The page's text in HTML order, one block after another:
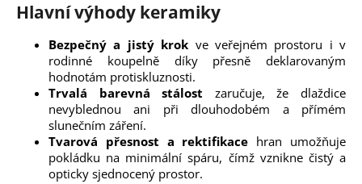
Hlavní výhody keramiky
Bezpečný a jistý krok ve veřejném prostoru i v
rodinné koupelně díky přesně deklarovaným
hodnotám protiskluznosti.
Trvalá barevná stálost zaručuje, že dlaždice
nevyblednou ani při dlouhodobém a přímém
slunečním záření.
Tvarová přesnost a rektifikace hran umožňuje
pokládku na minimální spáru, čímž vznikne čistý a
opticky sjednocený prostor.